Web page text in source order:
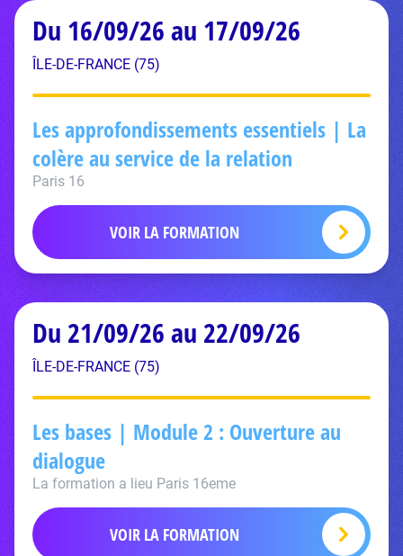
Du 16/09/26 au 17/09/26
ÎLE-DE-FRANCE (75)
Les approfondissements essentiels | La
colère au service de la relation
Paris 16
VOIR LA FORMATION
Du 21/09/26 au 22/09/26
ÎLE-DE-FRANCE (75)
Les bases | Module 2 : Ouverture au
dialogue
La formation a lieu Paris 16eme
VOIR LA FORMATION